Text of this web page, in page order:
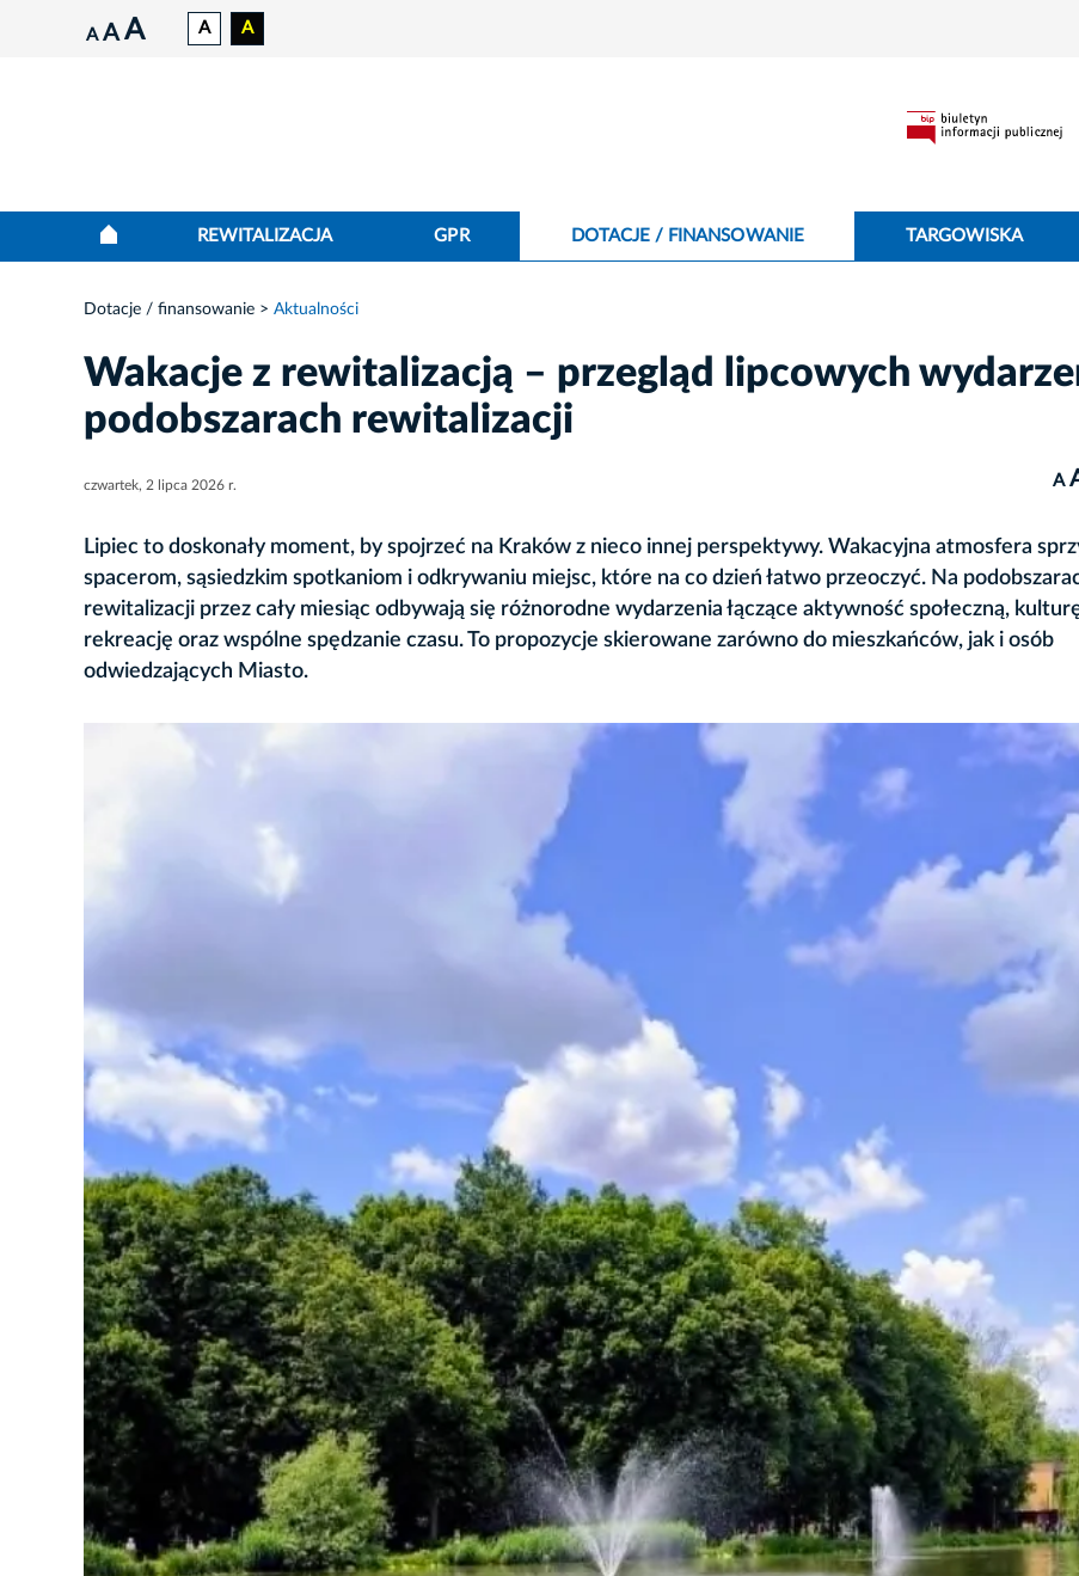
A A A A A
REWITALIZACJA GPR DOTACJE / FINANSOWANIE TARGOWISKA
Dotacje / finansowanie Aktualności
Wakacje z rewitalizacją – przegląd lipcowych
podobszarach rewitalizacji
czwartek, 2 lipca 2026 r. A
Lipiec to doskonały moment, by spojrzeć na Kraków z nieco innej perspektywy. Wakacyjna atmosfera
spacerom, sąsiedzkim spotkaniom i odkrywaniu miejsc, które na co dzień łatwo przeoczyć. Na
rewitalizacji przez cały miesiąc odbywają się różnorodne wydarzenia łączące aktywność społeczną,
rekreację oraz wspólne spędzanie czasu. To propozycje skierowane zarówno do mieszkańców, jak i osób
odwiedzających Miasto.